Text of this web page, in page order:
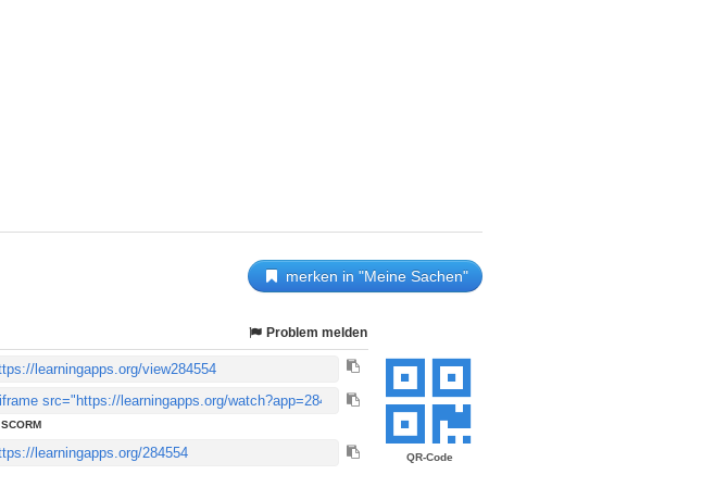
merken in "Meine Sachen"
QR-Code
Problem melden
SCORM